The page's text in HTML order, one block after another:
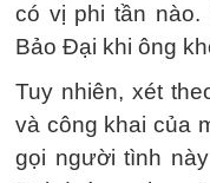
có vị phi tần
Bảo Đại khi ông
Tuy nhiên, xét
và công khai của
gọi người tình